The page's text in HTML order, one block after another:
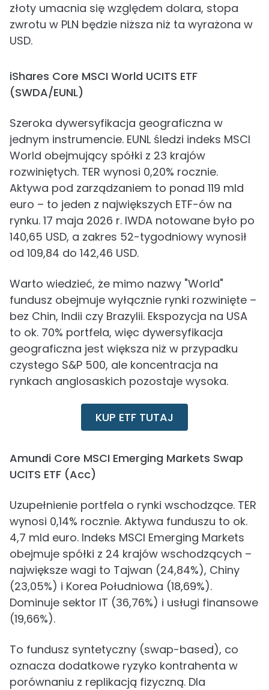
złoty umacnia się względem dolara, stopa
zwrotu w PLN będzie niższa niż ta wyrażona w
USD.
iShares Core MSCI World UCITS ETF
(SWDA/EUNL)
Szeroka dywersyfikacja geograficzna w
jednym instrumencie. EUNL śledzi indeks MSCI
World obejmujący spółki z 23 krajów
rozwiniętych. TER wynosi 0,20% rocznie.
Aktywa pod zarządzaniem to ponad 119 mld
euro – to jeden z największych ETF-ów na
rynku. 17 maja 2026 r. IWDA notowane było po
140,65 USD, a zakres 52-tygodniowy wynosił
od 109,84 do 142,46 USD.
Warto wiedzieć, że mimo nazwy "World"
fundusz obejmuje wyłącznie rynki rozwinięte –
bez Chin, Indii czy Brazylii. Ekspozycja na USA
to ok. 70% portfela, więc dywersyfikacja
geograficzna jest większa niż w przypadku
czystego S&P 500, ale koncentracja na
rynkach anglosaskich pozostaje wysoka.
KUP ETF TUTAJ
Amundi Core MSCI Emerging Markets Swap
UCITS ETF (Acc)
Uzupełnienie portfela o rynki wschodzące. TER
wynosi 0,14% rocznie. Aktywa funduszu to ok.
4,7 mld euro. Indeks MSCI Emerging Markets
obejmuje spółki z 24 krajów wschodzących –
największe wagi to Tajwan (24,84%), Chiny
(23,05%) i Korea Południowa (18,69%).
Dominuje sektor IT (36,76%) i usługi finansowe
(19,66%).
To fundusz syntetyczny (swap-based), co
oznacza dodatkowe ryzyko kontrahenta w
porównaniu z replikacją fizyczną. Dla